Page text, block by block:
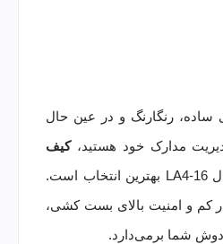
ساده، رنگارنگ و در عین حال
مدارک خود هستید،کیف
مدل LA4-16 بهترین انتخاب است.
کم و امنیت بالای بست کشی،
دوش شما برمی‌دارد.